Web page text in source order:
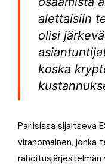
alettaisiin
olisi
koska
Pariisissa sijaitseva
viranomainen, jonka
rahoitusjärjestelmän